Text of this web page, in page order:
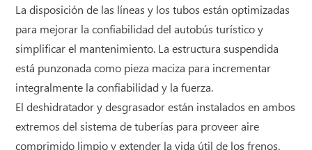
La disposición de las líneas y los tubos están optimizadas
para mejorar la confiabilidad del autobús turístico y
simplificar el mantenimiento. La estructura suspendida
está punzonada como pieza maciza para incrementar
integralmente la confiabilidad y la fuerza.
El deshidratador y desgrasador están instalados en ambos
extremos del sistema de tuberías para proveer aire
comprimido limpio y extender la vida útil de los frenos.